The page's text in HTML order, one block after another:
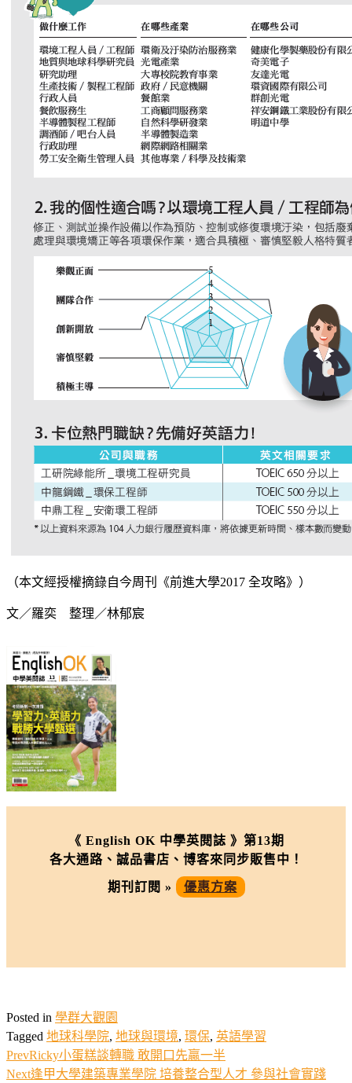
（本文經授權摘錄自今周刊《前進大學2017 全攻略》）
文／羅奕 整理／林郁宸
《 English OK 中學英閱誌 》第13期
各大通路、誠品書店、博客來同步販售中！
期刊訂閱 » 優惠方案
Posted in 學群大觀園
Tagged 地球科學院, 地球與環境, 環保, 英語學習
PrevRicky小蛋糕談轉職 敢開口先贏一半
Next逢甲大學建築專業學院 培養整合型人才 參與社會實踐